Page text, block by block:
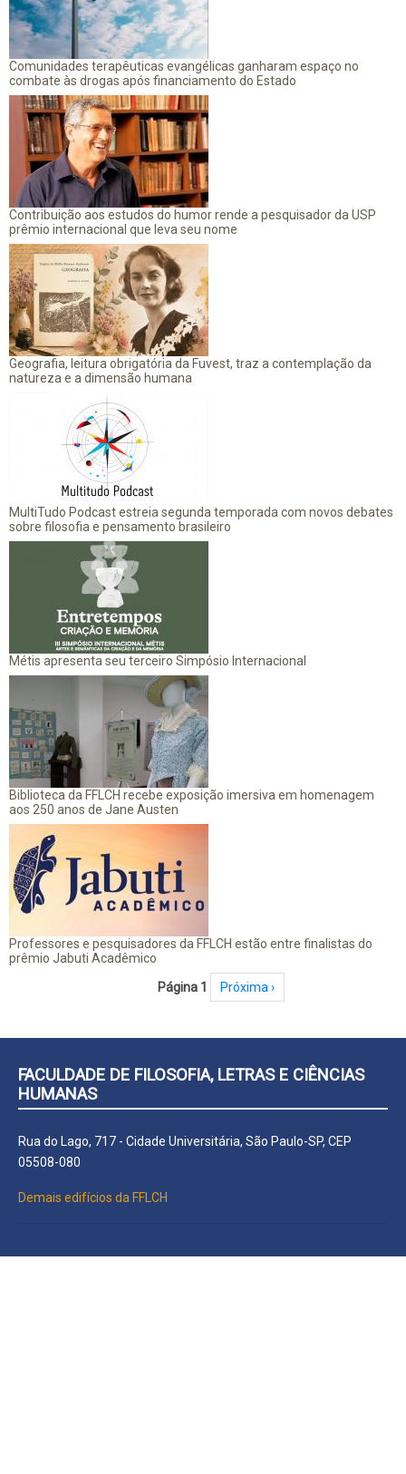
Comunidades terapêuticas evangélicas ganharam espaço no
combate às drogas após financiamento do Estado
Contribuição aos estudos do humor rende a pesquisador da USP
prêmio internacional que leva seu nome
Geografia, leitura obrigatória da Fuvest, traz a contemplação da
natureza e a dimensão humana
MultiTudo Podcast estreia segunda temporada com novos debates
sobre filosofia e pensamento brasileiro
Métis apresenta seu terceiro Simpósio Internacional
Biblioteca da FFLCH recebe exposição imersiva em homenagem
aos 250 anos de Jane Austen
Professores e pesquisadores da FFLCH estão entre finalistas do
prêmio Jabuti Acadêmico
Página 1 Próxima página
Próxima ›
FACULDADE DE FILOSOFIA, LETRAS E CIÊNCIAS
HUMANAS
Rua do Lago, 717 - Cidade Universitária, São Paulo-SP, CEP
05508-080
Demais edifícios da FFLCH